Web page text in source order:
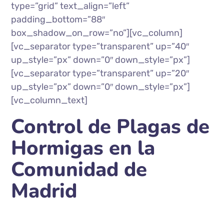
type=”grid” text_align=”left”
padding_bottom=”88″
box_shadow_on_row=”no”][vc_column]
[vc_separator type=”transparent” up=”40″
up_style=”px” down=”0″ down_style=”px”]
[vc_separator type=”transparent” up=”20″
up_style=”px” down=”0″ down_style=”px”]
[vc_column_text]
Control de Plagas de
Hormigas en la
Comunidad de
Madrid